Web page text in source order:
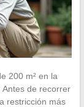
200 m² en la
de recorrer
restricción más